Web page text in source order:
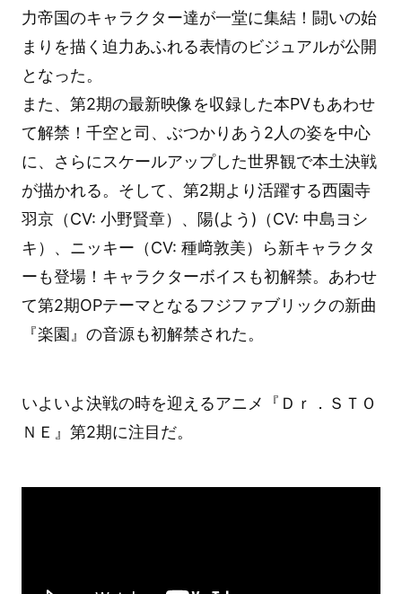
力帝国のキャラクター達が一堂に集結！闘いの始
まりを描く迫力あふれる表情のビジュアルが公開
となった。
また、第2期の最新映像を収録した本PVもあわせ
て解禁！千空と司、ぶつかりあう2人の姿を中心
に、さらにスケールアップした世界観で本土決戦
が描かれる。そして、第2期より活躍する西園寺
羽京（CV: 小野賢章）、陽(よう)（CV: 中島ヨシ
キ）、ニッキー（CV: 種﨑敦美）ら新キャラクタ
ーも登場！キャラクターボイスも初解禁。あわせ
て第2期OPテーマとなるフジファブリックの新曲
『楽園』の音源も初解禁された。
いよいよ決戦の時を迎えるアニメ『Ｄｒ．ＳＴＯ
ＮＥ』第2期に注目だ。